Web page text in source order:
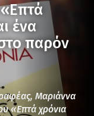
ένα
παρόν
Μαριάννα
«Επτά χρόνια